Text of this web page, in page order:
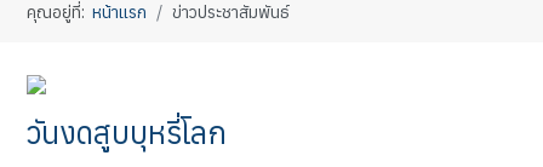
คุณอยู่ที่:หน้าแรก ข่าวประชาสัมพันธ์
วันงดสูบบุหรี่โลก